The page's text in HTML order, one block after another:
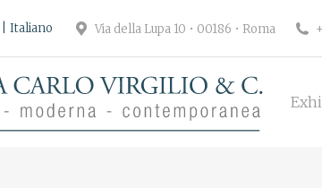
Italiano Via della Lupa 10 • 00186 • Roma